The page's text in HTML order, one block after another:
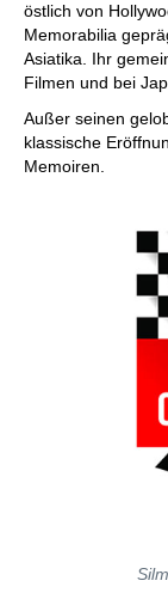
östlich von
Memorabilia
Asiatika. Ihr
Filmen und bei
Außer seinen
klassische
Memoiren.